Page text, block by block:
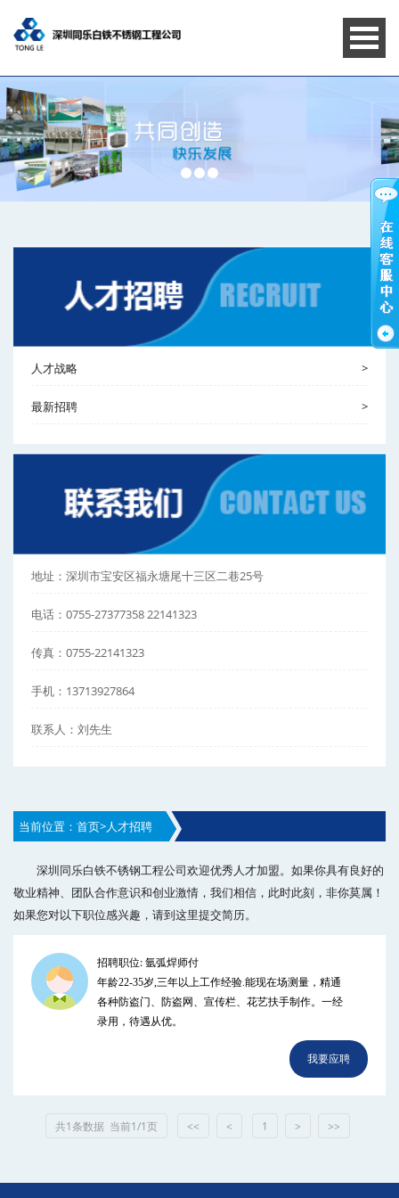
人才战略 >
最新招聘 >
地址：深圳市宝安区福永塘尾十三区二巷25号
电话：0755-27377358 22141323
传真：0755-22141323
手机：13713927864
联系人：刘先生
当前位置： 首页>人才招聘
深圳同乐白铁不锈钢工程公司欢迎优秀人才加盟。如果你具有良好的
敬业精神、团队合作意识和创业激情，我们相信，此时此刻，非你莫属！
如果您对以下职位感兴趣，请到这里提交简历。
招聘职位: 氩弧焊师付
年龄22-35岁,三年以上工作经验.能现在场测量，精通
各种防盗门、防盗网、宣传栏、花艺扶手制作。一经
录用，待遇从优。
我要应聘
共1条数据 当前1/1页 << < 1 > >>